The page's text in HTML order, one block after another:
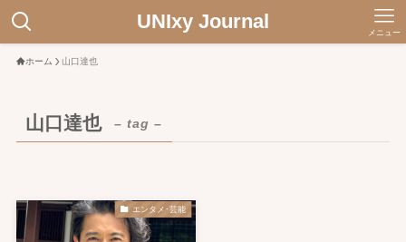
UNIxy Journal メニュー
ホーム 山口達也
山口達也 – tag –
エンタメ･芸能